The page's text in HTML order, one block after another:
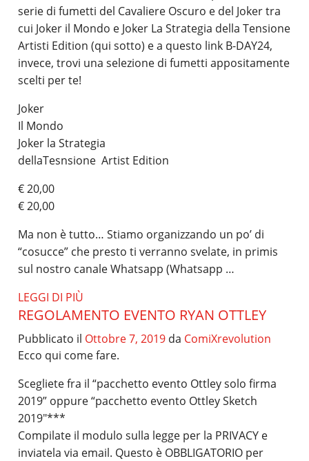
serie di fumetti del Cavaliere Oscuro e del Joker tra
cui Joker il Mondo e Joker La Strategia della Tensione
Artisti Edition (qui sotto) e a questo link B-DAY24,
invece, trovi una selezione di fumetti appositamente
scelti per te!
Joker
Il Mondo
Joker la Strategia
dellaTesnsione Artist Edition
€ 20,00
€ 20,00
Ma non è tutto… Stiamo organizzando un po’ di
“cosucce” che presto ti verranno svelate, in primis
sul nostro canale Whatsapp (Whatsapp …
LEGGI DI PIÙ
REGOLAMENTO EVENTO RYAN OTTLEY
Pubblicato il Ottobre 7, 2019 da ComiXrevolution
Ecco qui come fare.
Scegliete fra il “pacchetto evento Ottley solo firma
2019” oppure “pacchetto evento Ottley Sketch
2019″***
Compilate il modulo sulla legge per la PRIVACY e
inviatela via email. Questo è OBBLIGATORIO per